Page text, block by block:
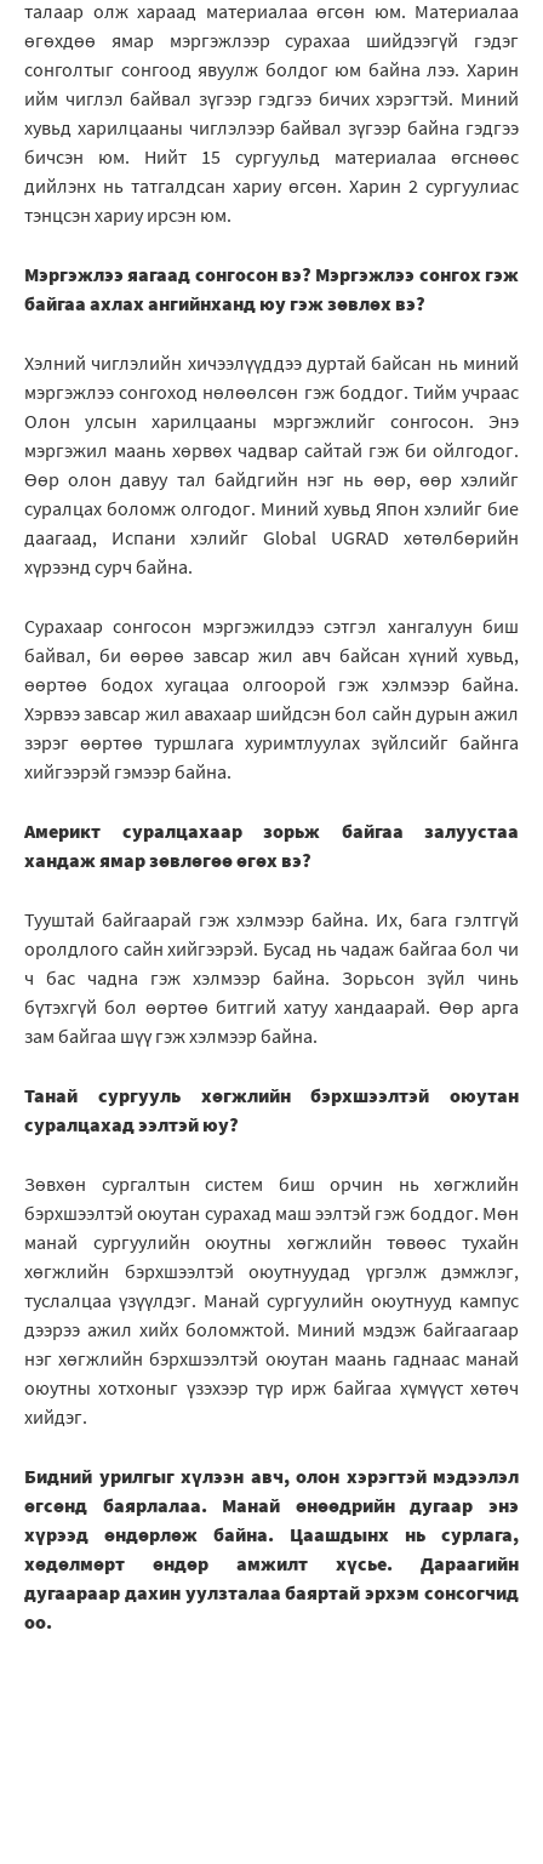
талаар олж хараад материалаа өгсөн юм. Материалаа
өгөхдөө ямар мэргэжлээр сурахаа шийдээгүй гэдэг
сонголтыг сонгоод явуулж болдог юм байна лээ. Харин
ийм чиглэл байвал зүгээр гэдгээ бичих хэрэгтэй. Миний
хувьд харилцааны чиглэлээр байвал зүгээр байна гэдгээ
бичсэн юм. Нийт 15 сургуульд материалаа өгснөөс
дийлэнх нь татгалдсан хариу өгсөн. Харин 2 сургуулиас
тэнцсэн хариу ирсэн юм.
Мэргэжлээ яагаад сонгосон вэ? Мэргэжлээ сонгох гэж
байгаа ахлах ангийнханд юу гэж зөвлөх вэ?
Хэлний чиглэлийн хичээлүүддээ дуртай байсан нь миний
мэргэжлээ сонгоход нөлөөлсөн гэж боддог. Тийм учраас
Олон улсын харилцааны мэргэжлийг сонгосон. Энэ
мэргэжил маань хөрвөх чадвар сайтай гэж би ойлгодог.
Өөр олон давуу тал байдгийн нэг нь өөр, өөр хэлийг
суралцах боломж олгодог. Миний хувьд Япон хэлийг бие
даагаад, Испани хэлийг Global UGRAD хөтөлбөрийн
хүрээнд сурч байна.
Сурахаар сонгосон мэргэжилдээ сэтгэл хангалуун биш
байвал, би өөрөө завсар жил авч байсан хүний хувьд,
өөртөө бодох хугацаа олгоорой гэж хэлмээр байна.
Хэрвээ завсар жил авахаар шийдсэн бол сайн дурын ажил
зэрэг өөртөө туршлага хуримтлуулах зүйлсийг байнга
хийгээрэй гэмээр байна.
Америкт суралцахаар зорьж байгаа залуустаа
хандаж ямар зөвлөгөө өгөх вэ?
Тууштай байгаарай гэж хэлмээр байна. Их, бага гэлтгүй
оролдлого сайн хийгээрэй. Бусад нь чадаж байгаа бол чи
ч бас чадна гэж хэлмээр байна. Зорьсон зүйл чинь
бүтэхгүй бол өөртөө битгий хатуу хандаарай. Өөр арга
зам байгаа шүү гэж хэлмээр байна.
Танай сургууль хөгжлийн бэрхшээлтэй оюутан
суралцахад ээлтэй юу?
Зөвхөн сургалтын систем биш орчин нь хөгжлийн
бэрхшээлтэй оюутан сурахад маш ээлтэй гэж боддог. Мөн
манай сургуулийн оюутны хөгжлийн төвөөс тухайн
хөгжлийн бэрхшээлтэй оюутнуудад үргэлж дэмжлэг,
туслалцаа үзүүлдэг. Манай сургуулийн оюутнууд кампус
дээрээ ажил хийх боломжтой. Миний мэдэж байгаагаар
нэг хөгжлийн бэрхшээлтэй оюутан маань гаднаас манай
оюутны хотхоныг үзэхээр түр ирж байгаа хүмүүст хөтөч
хийдэг.
Бидний урилгыг хүлээн авч, олон хэрэгтэй мэдээлэл
өгсөнд баярлалаа. Манай өнөөдрийн дугаар энэ
хүрээд өндөрлөж байна. Цаашдынх нь сурлага,
хөдөлмөрт өндөр амжилт хүсье. Дараагийн
дугаараар дахин уулзталаа баяртай эрхэм сонсогчид
оо.